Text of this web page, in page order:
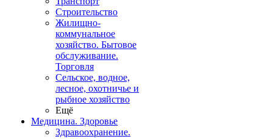
Строительство
Жилищно-
коммунальное
хозяйство. Бытовое
обслуживание.
Торговля
Сельское, водное,
лесное, охотничье и
рыбное хозяйство
Ещё
Медицина. Здоровье
Здравоохранение.